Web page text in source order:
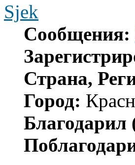
Sjek
Сообщения:
Страна,
Город:
Благодарил